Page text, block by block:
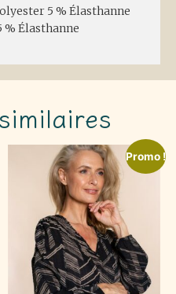
5 % Élasthanne
% Élasthanne
Promo !